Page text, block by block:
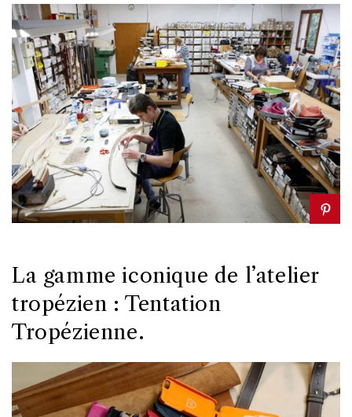
La gamme iconique de l’atelier
tropézien : Tentation
Tropézienne.